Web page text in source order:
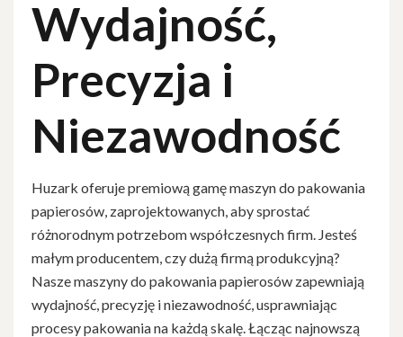
Wydajność,
Precyzja i
Niezawodność
Huzark oferuje premiową gamę maszyn do pakowania
papierosów, zaprojektowanych, aby sprostać
różnorodnym potrzebom współczesnych firm. Jesteś
małym producentem, czy dużą firmą produkcyjną?
Nasze maszyny do pakowania papierosów zapewniają
wydajność, precyzję i niezawodność, usprawniając
procesy pakowania na każdą skalę. Łącząc najnowszą